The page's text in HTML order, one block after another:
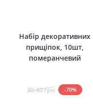
Набір декоративних
прищіпок, 10шт,
померанчевий
30.40 грн -70%